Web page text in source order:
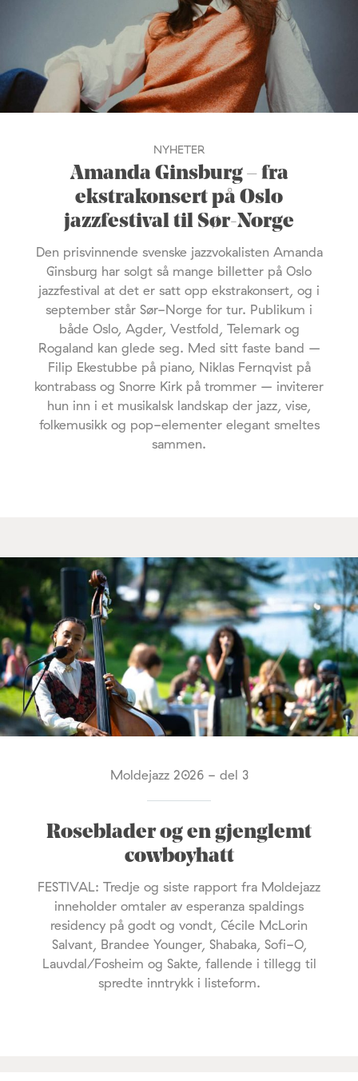
NYHETER
Amanda Ginsburg – fra
ekstrakonsert på Oslo
jazzfestival til Sør-Norge
Den prisvinnende svenske jazzvokalisten Amanda
Ginsburg har solgt så mange billetter på Oslo
jazzfestival at det er satt opp ekstrakonsert, og i
september står Sør-Norge for tur. Publikum i
både Oslo, Agder, Vestfold, Telemark og
Rogaland kan glede seg. Med sitt faste band –
Filip Ekestubbe på piano, Niklas Fernqvist på
kontrabass og Snorre Kirk på trommer – inviterer
hun inn i et musikalsk landskap der jazz, vise,
folkemusikk og pop-elementer elegant smeltes
sammen.
Moldejazz 2026 - del 3
Roseblader og en gjenglemt
cowboyhatt
FESTIVAL: Tredje og siste rapport fra Moldejazz
inneholder omtaler av esperanza spaldings
residency på godt og vondt, Cécile McLorin
Salvant, Brandee Younger, Shabaka, Sofi-O,
Lauvdal/Fosheim og Sakte, fallende i tillegg til
spredte inntrykk i listeform.